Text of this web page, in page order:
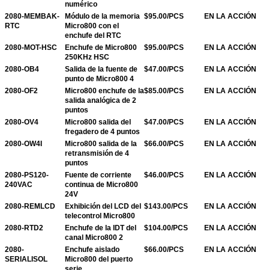
numérico
2080-MEMBAK-
RTC
Módulo de la memoria
Micro800 con el
enchufe del RTC
$95.00/PCS EN LA ACCIÓN
2080-MOT-HSC
Enchufe de Micro800
250KHz HSC
$95.00/PCS EN LA ACCIÓN
2080-OB4
Salida de la fuente de
punto de Micro800 4
$47.00/PCS EN LA ACCIÓN
2080-OF2
Micro800 enchufe de la
salida analógica de 2
puntos
$85.00/PCS EN LA ACCIÓN
2080-OV4
Micro800 salida del
fregadero de 4 puntos
$47.00/PCS EN LA ACCIÓN
2080-OW4I
Micro800 salida de la
retransmisión de 4
puntos
$66.00/PCS EN LA ACCIÓN
2080-PS120-
240VAC
Fuente de corriente
continua de Micro800
24V
$46.00/PCS EN LA ACCIÓN
2080-REMLCD
Exhibición del LCD del
telecontrol Micro800
$143.00/PCS EN LA ACCIÓN
2080-RTD2
Enchufe de la IDT del
canal Micro800 2
$104.00/PCS EN LA ACCIÓN
2080-
SERIALISOL
Enchufe aislado
Micro800 del puerto
$66.00/PCS EN LA ACCIÓN